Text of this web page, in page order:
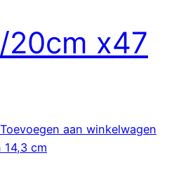
x47
Toevoegen aan winkelwagen